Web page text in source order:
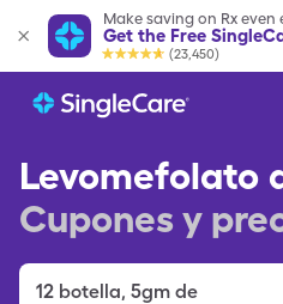
Make saving on Rx even
Get the Free
(23,450)
Levomefolato
Cupones y
12 botella, 5gm de